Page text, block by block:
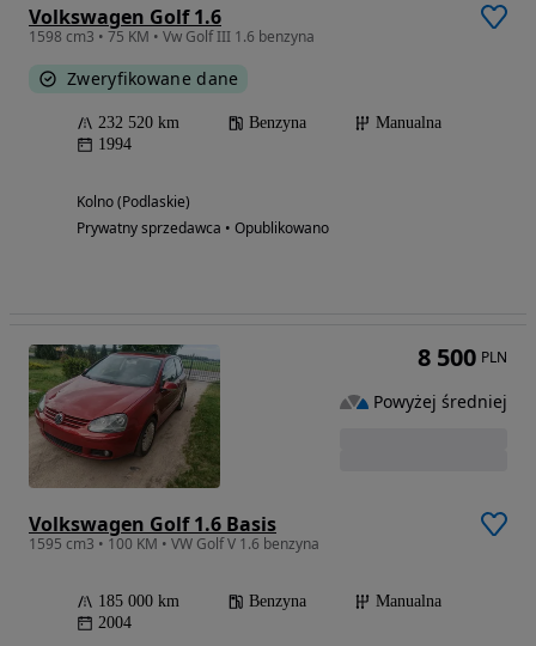
Volkswagen Golf 1.6
1598 cm3 • 75 KM • Vw Golf III 1.6 benzyna
Zweryfikowane dane
232 520 km Benzyna
Manualna
1994
Kolno (Podlaskie)
Prywatny sprzedawca • Opublikowano
Volkswagen Golf 1.6 Basis
1595 cm3 • 100 KM • VW Golf V 1.6 benzyna
185 000 km Benzyna
Manualna
2004
8 500 PLN
Powyżej średniej